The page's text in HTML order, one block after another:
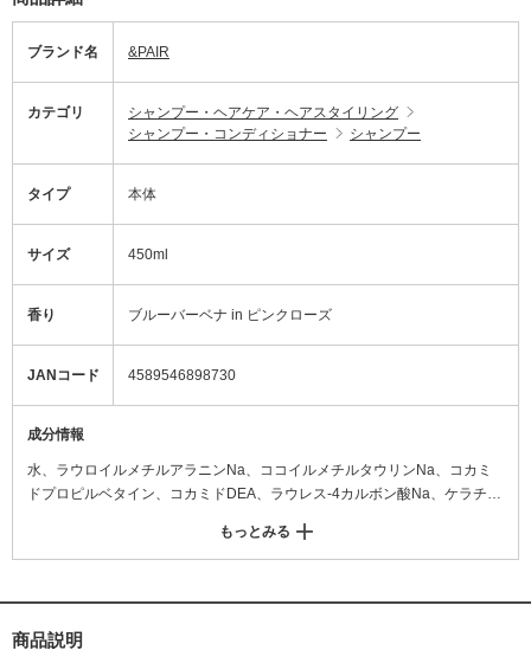
ブランド名 &PAIR
カテゴリ
シャンプー・ヘアケア・ヘアスタイリング
シャンプー・コンディショナー
シャンプー
タイプ 本体
サイズ 450ml
香り ブルーバーベナ in ピンクローズ
JANコード 4589546898730
成分情報
水、ラウロイルメチルアラニンNa、ココイルメチルタウリンNa、コカミ
ドプロピルベタイン、コカミドDEA、ラウレス-4カルボン酸Na、ケラチン
ペルギルス/ウワバミソウ珠芽発酵物、γ-ドコサラクトン、加水分解ハチミ
ツタンパク、月見草油、クサソテツ葉/茎エキス、スフィンゴ糖脂質、アル
ポリクオタニウム-10、セバシン酸ジエチル、トリイソステアリン酸PEG-1
もっとみる
商品説明